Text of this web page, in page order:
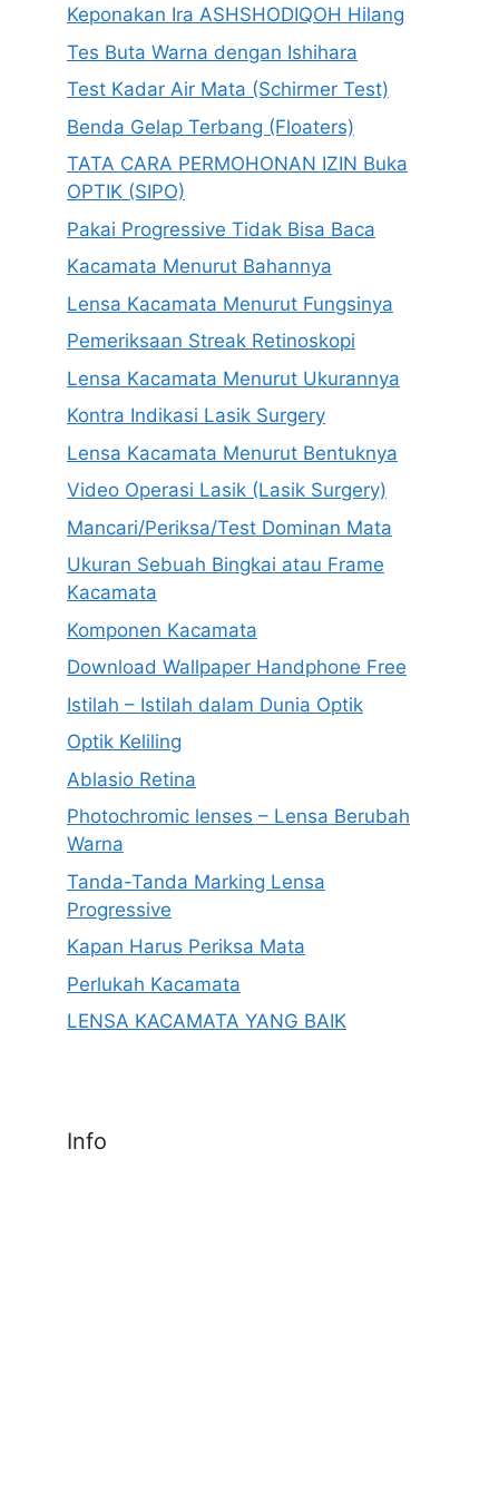
Keponakan Ira ASHSHODIQOH Hilang
Tes Buta Warna dengan Ishihara
Test Kadar Air Mata (Schirmer Test)
Benda Gelap Terbang (Floaters)
TATA CARA PERMOHONAN IZIN Buka
OPTIK (SIPO)
Pakai Progressive Tidak Bisa Baca
Kacamata Menurut Bahannya
Lensa Kacamata Menurut Fungsinya
Pemeriksaan Streak Retinoskopi
Lensa Kacamata Menurut Ukurannya
Kontra Indikasi Lasik Surgery
Lensa Kacamata Menurut Bentuknya
Video Operasi Lasik (Lasik Surgery)
Mancari/Periksa/Test Dominan Mata
Ukuran Sebuah Bingkai atau Frame
Kacamata
Komponen Kacamata
Download Wallpaper Handphone Free
Istilah – Istilah dalam Dunia Optik
Optik Keliling
Ablasio Retina
Photochromic lenses – Lensa Berubah
Warna
Tanda-Tanda Marking Lensa
Progressive
Kapan Harus Periksa Mata
Perlukah Kacamata
LENSA KACAMATA YANG BAIK
Info